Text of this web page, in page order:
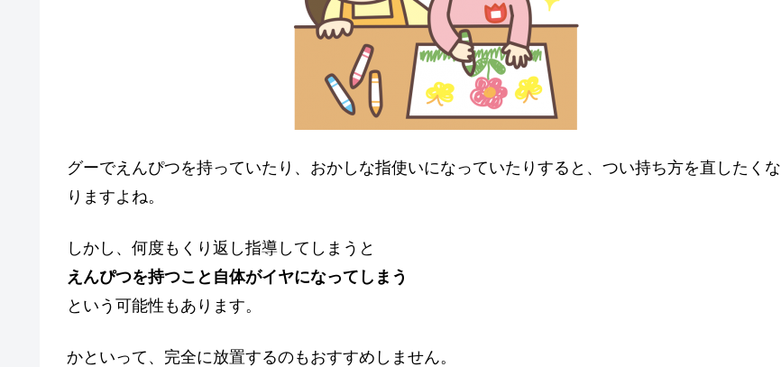
グーでえんぴつを持っていたり、おかしな指使いになっていたりすると、つい持ち方を直したくな
りますよね。
しかし、何度もくり返し指導してしまうと
えんぴつを持つこと自体がイヤになってしまう
という可能性もあります。
かといって、完全に放置するのもおすすめしません。